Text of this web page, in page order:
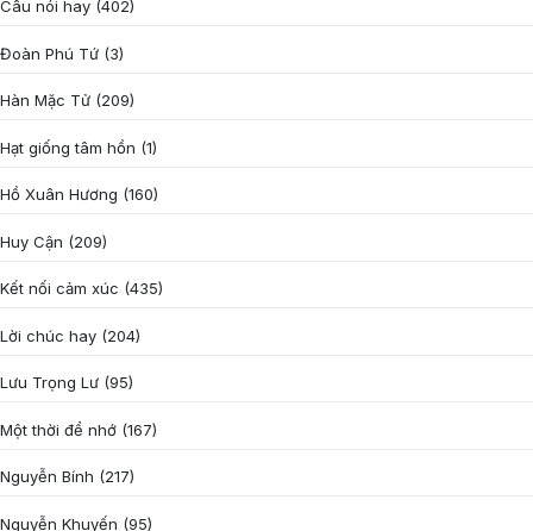
Câu nói hay (402)
Đoàn Phú Tứ (3)
Hàn Mặc Tử (209)
Hạt giống tâm hồn (1)
Hồ Xuân Hương (160)
Huy Cận (209)
Kết nối cảm xúc (435)
Lời chúc hay (204)
Lưu Trọng Lư (95)
Một thời để nhớ (167)
Nguyễn Bính (217)
Nguyễn Khuyến (95)